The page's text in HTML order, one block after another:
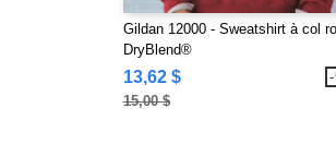
Gildan 12000 - Sweatshirt à col
DryBlend®
13,62 $
15,00 $